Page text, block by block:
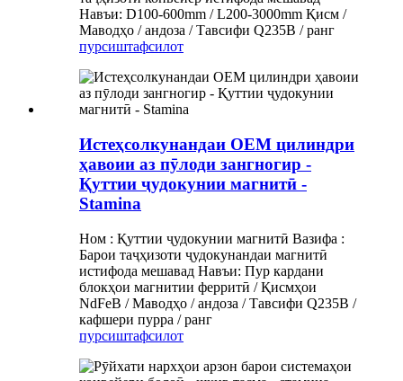
Навъи: D100-600mm / L200-3000mm Қисм /
Маводҳо / андоза / Тавсифи Q235B / ранг
пурсиштафсилот
Истеҳсолкунандаи OEM цилиндри
ҳавоии аз пӯлоди зангногир -
Қуттии ҷудокунии магнитӣ -
Stamina
Ном : Қуттии ҷудокунии магнитӣ Вазифа :
Барои таҷҳизоти ҷудокунандаи магнитӣ
истифода мешавад Навъи: Пур кардани
блокҳои магнитии ферритӣ / Қисмҳои
NdFeB / Маводҳо / андоза / Тавсифи Q235B /
кафшери пурра / ранг
пурсиштафсилот